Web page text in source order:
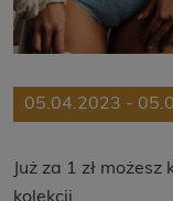
05.04.2023 -
Już za 1 zł